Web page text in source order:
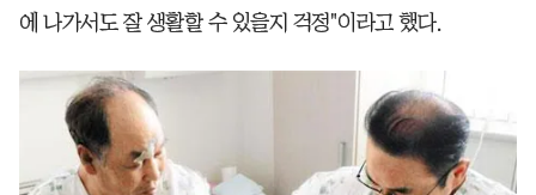
에 나가서도 잘 생활할 수 있을지 걱정"이라고 했다.